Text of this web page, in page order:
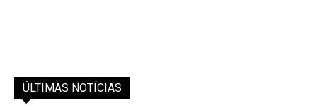
ÚLTIMAS NOTÍCIAS